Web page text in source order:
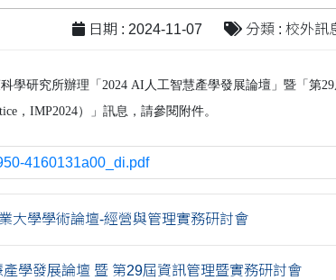
日期 : 2024-11-07 分類 : 校外訊
學研究所辦理「2024 AI人工智慧產學發展論壇」暨「第
，IMP2024）」訊息，請參閱附件。
4160131a00_di.pdf
大學學術論壇-經營與管理實務研討會
產學發展論壇 暨 第29屆資訊管理暨實務研討會